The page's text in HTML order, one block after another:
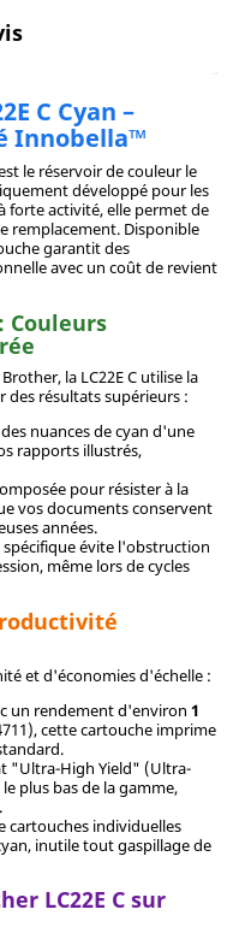
C Cyan –
Innobella™
le réservoir de couleur le
développé pour les
forte activité, elle permet de
remplacement. Disponible
garantit des
avec un coût de revient
Couleurs
la LC22E C utilise la
des résultats supérieurs :
nuances de cyan d'une
rapports illustrés,
pour résister à la
vos documents conservent
années.
évite l'obstruction
même lors de cycles
et d'économies d'échelle :
un rendement d'environ 1
cette cartouche imprime
"Ultra-High Yield" (Ultra-
plus bas de la gamme,
cartouches individuelles
inutile tout gaspillage de
LC22E C sur